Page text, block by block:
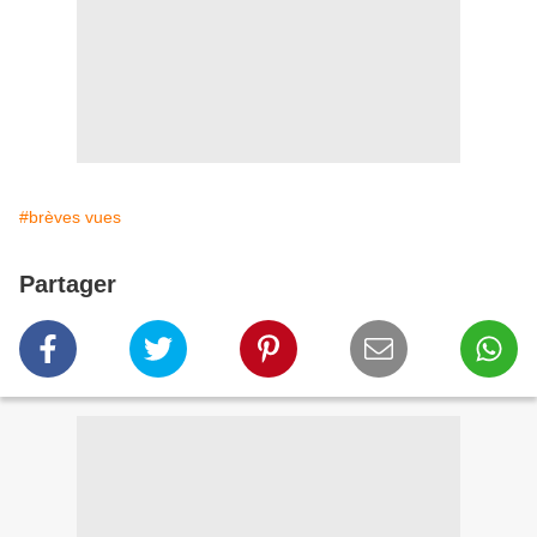
#brèves vues
Partager